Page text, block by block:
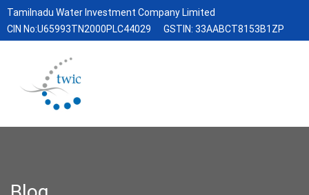
Tamilnadu Water Investment Company Limited
CIN No:U65993TN2000PLC44029
GSTIN: 33AABCT8153B1ZP